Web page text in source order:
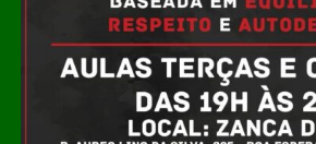
Veteranos 2026
Os investigados poderão responder
organização criminosa, peculato,
delitos contra o Sistema Financeiro
indevido de informação privilegiada.